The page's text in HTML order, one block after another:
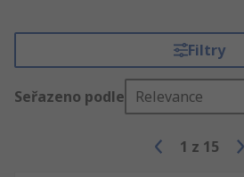
Filtry
Seřazeno podle Relevance
1 z 15